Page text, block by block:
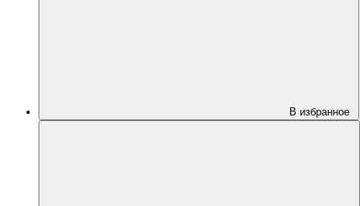
В избранное